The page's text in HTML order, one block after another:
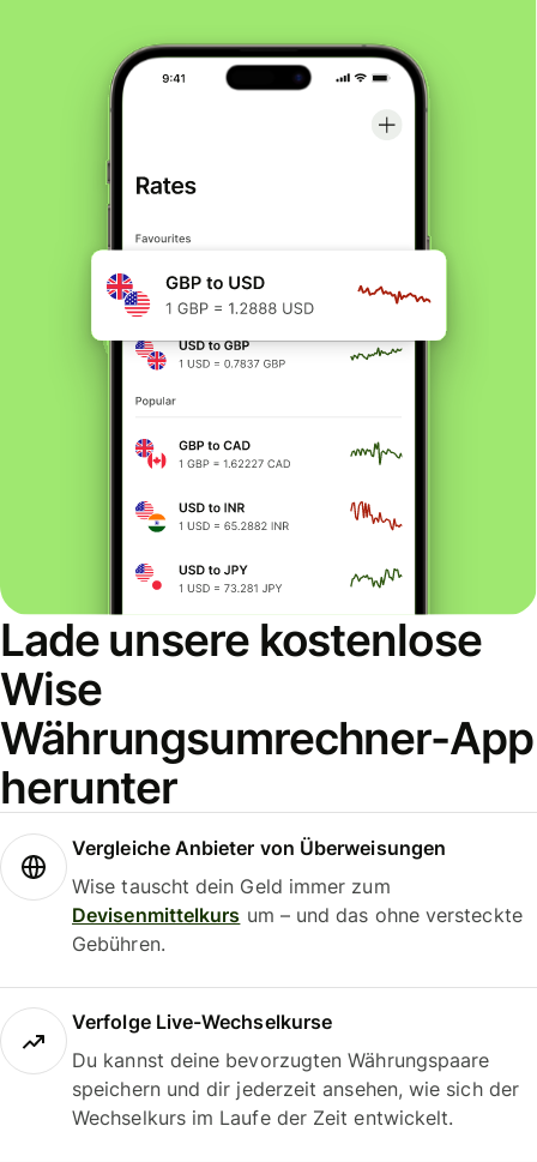
Lade unsere kostenlose
Wise
Währungsumrechner-App
herunter
Vergleiche Anbieter von Überweisungen
Wise tauscht dein Geld immer zum
Devisenmittelkurs um – und das ohne versteckte
Gebühren.
Verfolge Live-Wechselkurse
Du kannst deine bevorzugten Währungspaare
speichern und dir jederzeit ansehen, wie sich der
Wechselkurs im Laufe der Zeit entwickelt.